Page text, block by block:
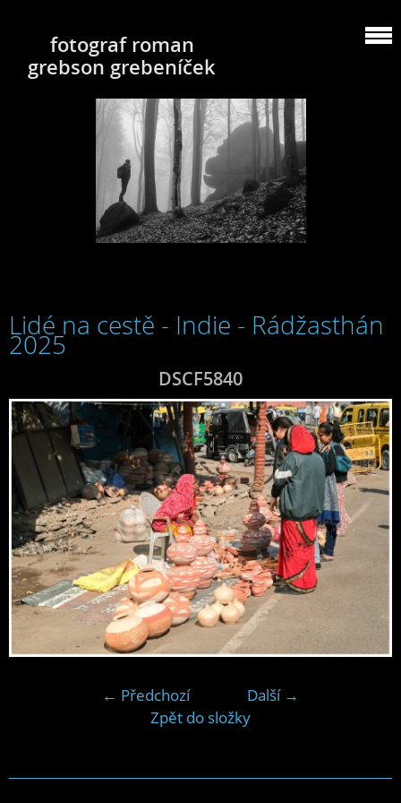
fotograf roman
grebson grebeníček
Lidé na cestě - Indie - Rádžasthán
2025
DSCF5840
← Předchozí
Další →
Zpět do složky